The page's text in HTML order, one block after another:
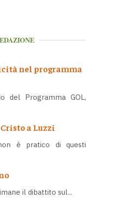
nel programma
del Programma GOL,
a Luzzi
è pratico di questi
il dibattito sul...